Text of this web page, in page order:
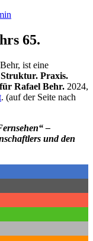
65.
ist eine
Praxis.
Rafael Behr. 2024,
. (auf der Seite nach
–
und den